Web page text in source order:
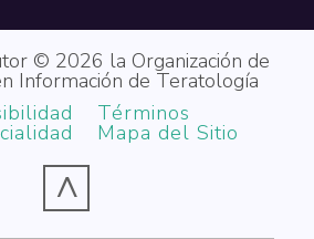
© 2026 la Organización de
Información de Teratología
Términos
Mapa del Sitio
^